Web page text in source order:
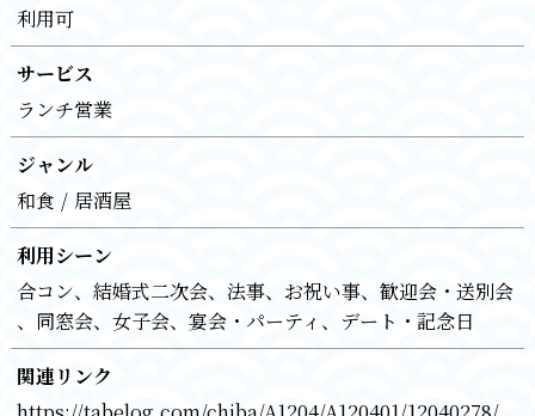
利用可
サービス
ランチ営業
ジャンル
和食
居酒屋
利用シーン
合コン
結婚式二次会 法事 お祝い事
歓迎会・送別会
同窓会
女子会 宴会・パーティ
デート・記念日
関連リンク